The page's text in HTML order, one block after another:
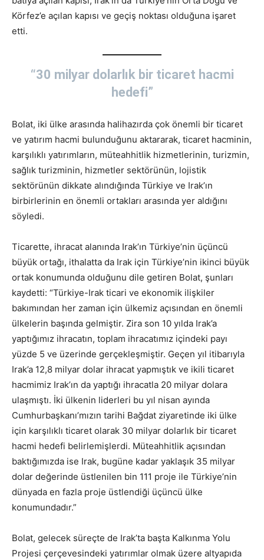
Körfez’e açılan kapısı ve geçiş noktası olduğuna işaret
etti.
“30 milyar dolarlık bir ticaret hacmi
hedefi”
Bolat, iki ülke arasında halihazırda çok önemli bir ticaret
ve yatırım hacmi bulunduğunu aktararak, ticaret hacminin,
karşılıklı yatırımların, müteahhitlik hizmetlerinin, turizmin,
sağlık turizminin, hizmetler sektörünün, lojistik
sektörünün dikkate alındığında Türkiye ve Irak’ın
birbirlerinin en önemli ortakları arasında yer aldığını
söyledi.
Ticarette, ihracat alanında Irak’ın Türkiye’nin üçüncü
büyük ortağı, ithalatta da Irak için Türkiye’nin ikinci büyük
ortak konumunda olduğunu dile getiren Bolat, şunları
kaydetti: “Türkiye-Irak ticari ve ekonomik ilişkiler
bakımından her zaman için ülkemiz açısından en önemli
ülkelerin başında gelmiştir. Zira son 10 yılda Irak’a
yaptığımız ihracatın, toplam ihracatımız içindeki payı
yüzde 5 ve üzerinde gerçekleşmiştir. Geçen yıl itibarıyla
Irak’a 12,8 milyar dolar ihracat yapmıştık ve ikili ticaret
hacmimiz Irak’ın da yaptığı ihracatla 20 milyar dolara
ulaşmıştı. İki ülkenin liderleri bu yıl nisan ayında
Cumhurbaşkanı’mızın tarihi Bağdat ziyaretinde iki ülke
için karşılıklı ticaret olarak 30 milyar dolarlık bir ticaret
hacmi hedefi belirlemişlerdi. Müteahhitlik açısından
baktığımızda ise Irak, bugüne kadar yaklaşık 35 milyar
dolar değerinde üstlenilen bin 111 proje ile Türkiye’nin
dünyada en fazla proje üstlendiği üçüncü ülke
konumundadır.”
Bolat, gelecek süreçte de Irak’ta başta Kalkınma Yolu
Projesi çerçevesindeki yatırımlar olmak üzere altyapıda